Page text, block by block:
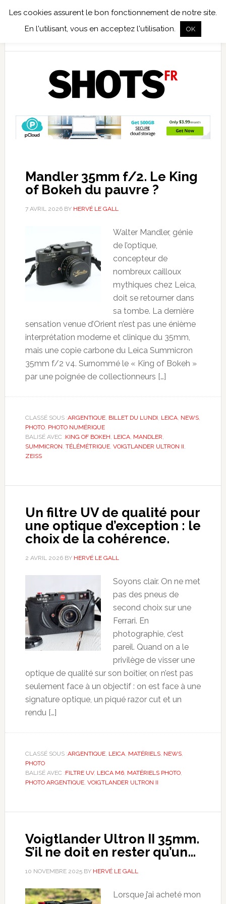
Mandler 35mm f/2. Le King
of Bokeh du pauvre ?
7 AVRIL 2026BY HERVÉ LE GALL
Walter Mandler, génie
de l’optique,
concepteur de
nombreux cailloux
mythiques chez Leica,
doit se retourner dans
sa tombe. La dernière
sensation venue d’Orient n’est pas une énième
interprétation moderne et clinique du 35mm,
mais une copie carbone du Leica Summicron
35mm f/2 v4. Surnommé le « King of Bokeh »
par une poignée de collectionneurs […]
CLASSÉ SOUS :ARGENTIQUE, BILLET DU LUNDI LEICA, NEWS,
PHOTO, PHOTO NUMÉRIQUE
BALISÉ AVEC :KING OF BOKEH LEICA, MANDLER
SUMMICRON TÉLÉMÉTRIQUE, VOIGTLANDER ULTRON II
ZEISS
Un filtre UV de qualité pour
une optique d’exception : le
choix de la cohérence.
2 AVRIL 2026BY HERVÉ LE GALL
Soyons clair. On ne met
pas des pneus de
second choix sur une
Ferrari. En
photographie, c’est
pareil. Quand on a le
privilège de visser une
optique de qualité sur son boîtier, on n’est pas
seulement face à un objectif : on est face à une
signature optique, un piqué razor cut et un
rendu […]
CLASSÉ SOUS :ARGENTIQUE, LEICA, MATÉRIELS, NEWS,
PHOTO
BALISÉ AVEC :FILTRE UV, LEICA M6, MATÉRIELS PHOTO,
PHOTO ARGENTIQUE, VOIGTLANDER ULTRON II
Voigtlander Ultron II 35mm.
S’il ne doit en rester qu’un…
10 NOVEMBRE 2025BY HERVÉ LE GALL
Lorsque j’ai acheté mon
Les cookies assurent le bon fonctionnement de notre site.
En l'utilisant, vous en acceptez l'utilisation.
OK